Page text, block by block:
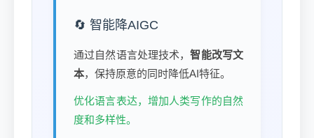
🔄 智能降AIGC
通过自然语言处理技术，智能改写文
本，保持原意的同时降低AI特征。
优化语言表达，增加人类写作的自然
度和多样性。